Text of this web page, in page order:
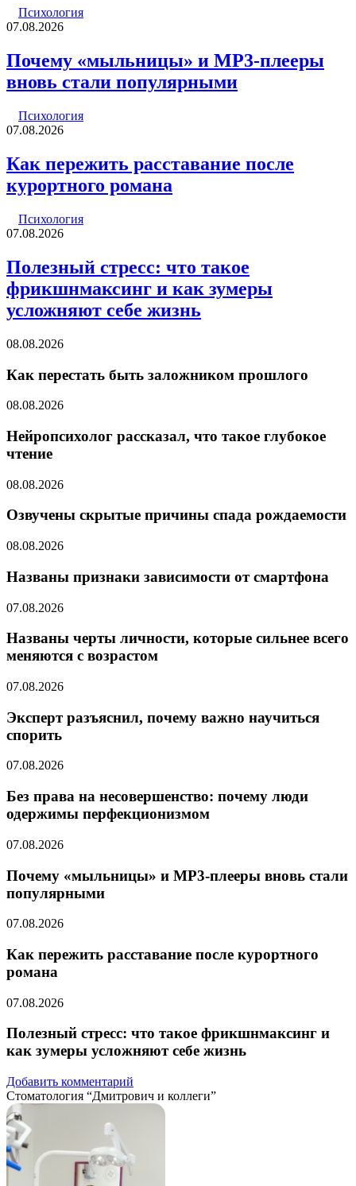
Психология
07.08.2026
Почему «мыльницы» и MP3-плееры
вновь стали популярными
Психология
07.08.2026
Как пережить расставание после
курортного романа
Психология
07.08.2026
Полезный стресс: что такое
фрикшнмаксинг и как зумеры
усложняют себе жизнь
08.08.2026
Как перестать быть заложником прошлого
08.08.2026
Нейропсихолог рассказал, что такое глубокое
чтение
08.08.2026
Озвучены скрытые причины спада рождаемости
08.08.2026
Названы признаки зависимости от смартфона
07.08.2026
Названы черты личности, которые сильнее всего
меняются с возрастом
07.08.2026
Эксперт разъяснил, почему важно научиться
спорить
07.08.2026
Без права на несовершенство: почему люди
одержимы перфекционизмом
07.08.2026
Почему «мыльницы» и MP3-плееры вновь стали
популярными
07.08.2026
Как пережить расставание после курортного
романа
07.08.2026
Полезный стресс: что такое фрикшнмаксинг и
как зумеры усложняют себе жизнь
Добавить комментарий
Стоматология “Дмитрович и коллеги”